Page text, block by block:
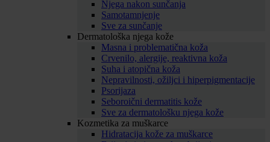
Njega nakon sunčanja
Samotamnjenje
Sve za sunčanje
Dermatološka njega kože
Masna i problematična koža
Crvenilo, alergije, reaktivna koža
Suha i atopična koža
Nepravilnosti, ožiljci i hiperpigmentacije
Psorijaza
Seboroični dermatitis kože
Sve za dermatološku njega kože
Kozmetika za muškarce
Hidratacija kože za muškarce